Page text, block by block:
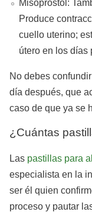
Misoprostol:
Produce
cuello uterino;
útero en los días
No debes
día después, que
caso de que ya se
¿Cuántas
Las pastillas para
especialista en la
ser él quien
proceso y pautar